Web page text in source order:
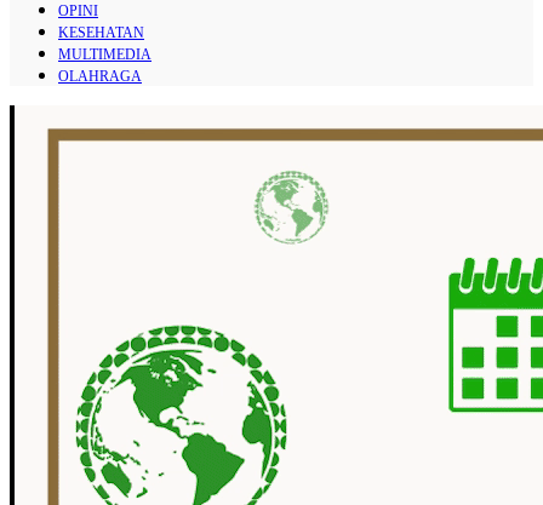
OPINI
KESEHATAN
MULTIMEDIA
OLAHRAGA